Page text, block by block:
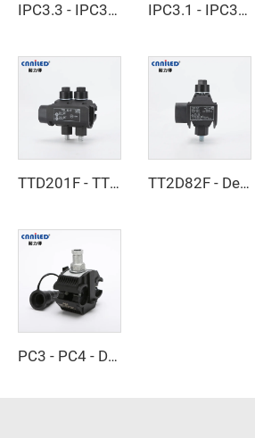
IPC3.3 - IPC3.4 - Yalıtımlı Delici Bağlantı Elemanı IPC3.1 - IPC3.2 - Yalıtımlı Delme Bağlantısı
TTD201F - TTD301F - Delme Kelepçesi TT2D82F - Delme Kelepçesi
PC3 - PC4 - Delme Kelepçesi